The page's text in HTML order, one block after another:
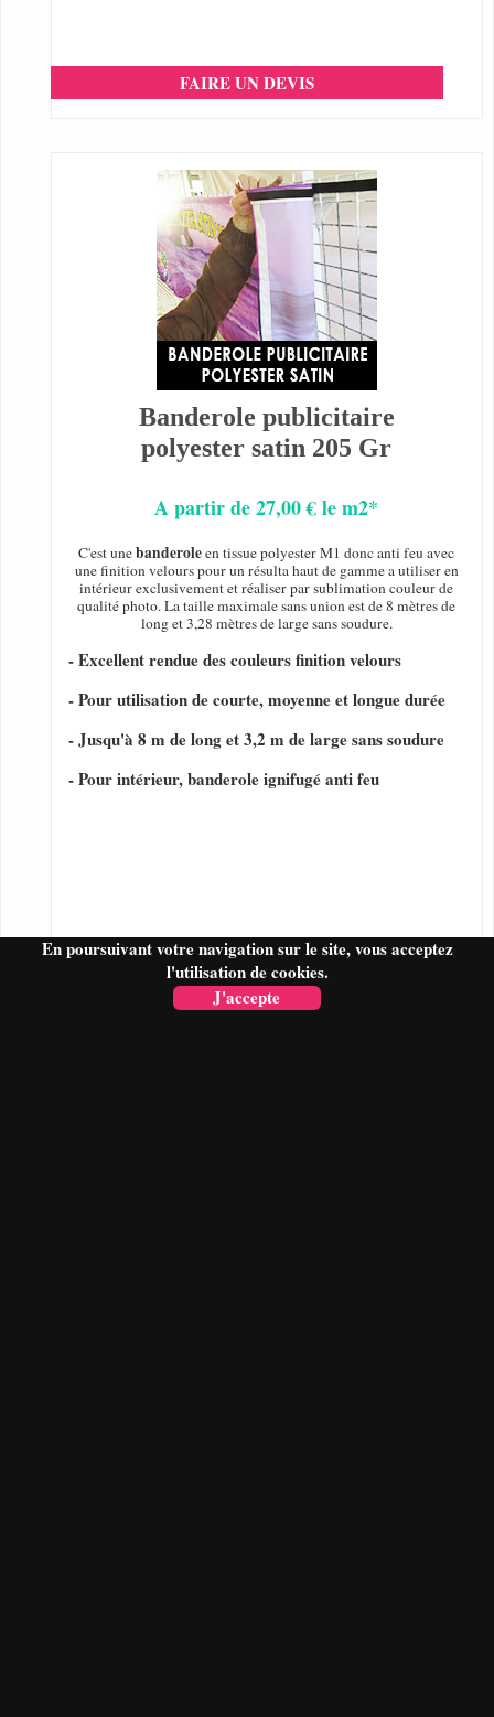
En poursuivant votre navigation sur le site, vous acceptez
l'utilisation de cookies.
J'accepte
FAIRE UN DEVIS
Banderole publicitaire
polyester satin 205 Gr
A partir de 27,00 € le m2*
C'est unebanderoleen tissue polyester M1 donc anti feu avec
une finition velours pour un résulta haut de gamme a utiliser en
intérieur exclusivement et réaliser par sublimation couleur de
qualité photo. La taille maximale sans union est de 8 mètres de
long et 3,28 mètres de large sans soudure.
- Excellent rendue des couleurs finition velours
- Pour utilisation de courte, moyenne et longue durée
- Jusqu'à 8 m de long et 3,2 m de large sans soudure
- Pour intérieur, banderole ignifugé anti feu